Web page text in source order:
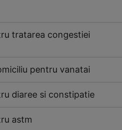
tratarea congestiei
pentru vanatai
diaree si constipatie
astm